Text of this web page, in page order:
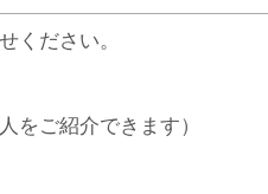
ください。
をご紹介できます）